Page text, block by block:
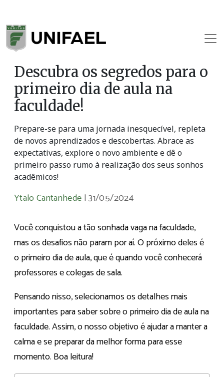
Descubra os segredos para o
primeiro dia de aula na
faculdade!
Prepare-se para uma jornada inesquecível, repleta
de novos aprendizados e descobertas. Abrace as
expectativas, explore o novo ambiente e dê o
primeiro passo rumo à realização dos seus sonhos
acadêmicos!
Ytalo Cantanhede |31/05/2024
Você conquistou a tão sonhada vaga na faculdade,
mas os desafios não param por aí. O próximo deles é
o primeiro dia de aula, que é quando você conhecerá
professores e colegas de sala.
Pensando nisso, selecionamos os detalhes mais
importantes para saber sobre o primeiro dia de aula na
faculdade. Assim, o nosso objetivo é ajudar a manter a
calma e se preparar da melhor forma para esse
momento. Boa leitura!